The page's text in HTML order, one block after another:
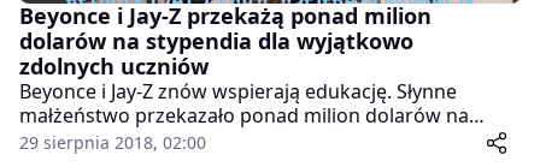
Beyonce i Jay-Z przekażą ponad milion
dolarów na stypendia dla wyjątkowo
zdolnych uczniów
Beyonce i Jay-Z znów wspierają edukację. Słynne
małżeństwo przekazało ponad milion dolarów na
stypendia. Pieniądze trafią do wyjątkowo zdolnych
29 sierpnia 2018, 02:00